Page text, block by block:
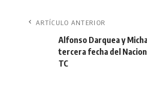
ARTÍCULO ANTERIOR
Alfonso Darquea y
tercera fecha del
TC